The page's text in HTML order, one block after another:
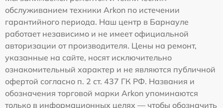
обслуживанием техники Arkon по истечении
гарантийного периода. Наш центр в Барнауле
работает независимо и не имеет официальной
авторизации от производителя. Цены на ремонт,
указанные на сайте, носят исключительно
ознакомительный характер и не являются публичной
офертой согласно п. 2 ст. 437 ГК РФ. Названия и
обозначения торговой марки Arkon упоминаются
только в информационных целях — чтобы обозначить